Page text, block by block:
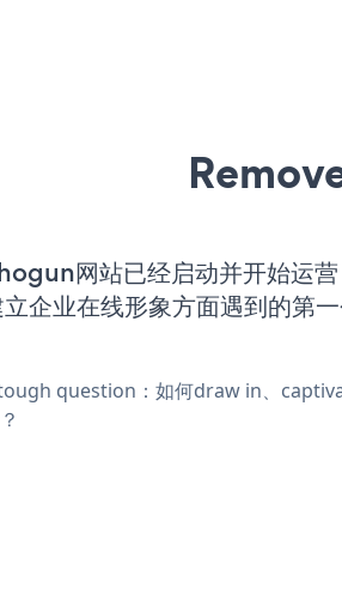
网站已经启动并开始运
企业在线形象方面遇到的第一
question：如何draw in、